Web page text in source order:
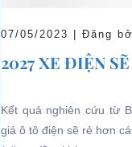
07/05/2023 | Đăng
2027 XE ĐIỆN
Kết quả nghiên cứu từ
giá ô tô điện sẽ rẻ hơn